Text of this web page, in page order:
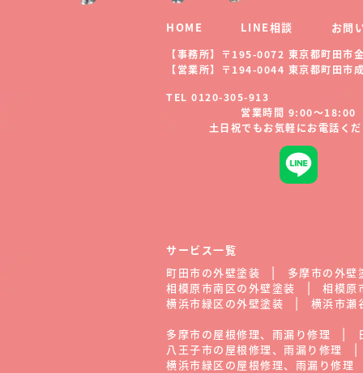
HOME LINE相談 お問
【事務所】〒195-0072 東京都町田市
【営業所】〒194-0044 東京都町田市
TEL 0120-305-913
営業時間 9:00～18:00
土日祝でもお気軽にお電話く
サービス一覧
町田市の外壁塗装
多摩市の外壁
相模原市南区の外壁塗装
相模原
横浜市緑区の外壁塗装
横浜市瀬
多摩市の屋根修理、雨漏り修理
八王子市の屋根修理、雨漏り修理
横浜市緑区の屋根修理、雨漏り修理